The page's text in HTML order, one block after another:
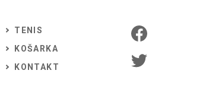
TENIS
KOŠARKA
KONTAKT